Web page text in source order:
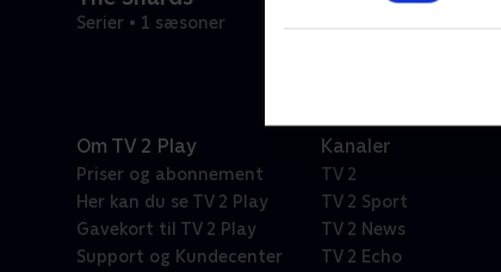
Serier • 1 sæsoner
Om TV 2 Play
Priser og abonnement
Her kan du se TV 2 Play
Gavekort til TV 2 Play
Support og Kundecenter
Kanaler
TV 2
TV 2 Sport
TV 2 News
TV 2 Echo